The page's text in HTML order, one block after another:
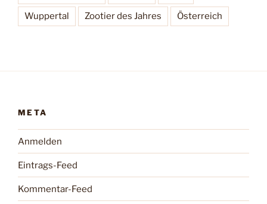
Wuppertal Zootier des Jahres Österreich
META
Anmelden
Eintrags-Feed
Kommentar-Feed